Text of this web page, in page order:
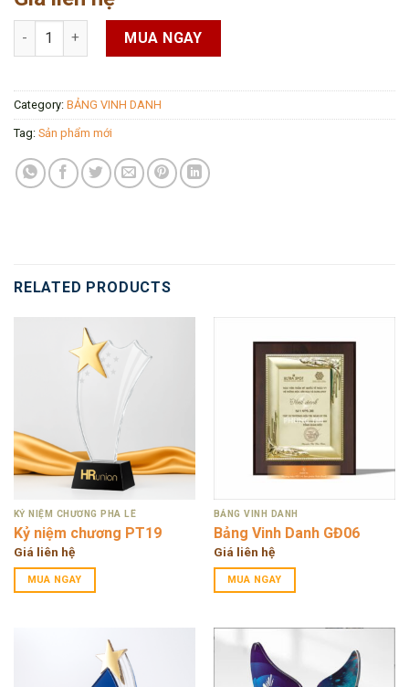
Bảng vinh danh - GĐ02 quantity
MUA NGAY
Category: BẢNG VINH DANH
Tag: Sản phẩm mới
RELATED PRODUCTS
KỶ NIỆM CHƯƠNG PHA LÊ
Kỷ niệm chương PT19
Giá liên hệ
MUA NGAY
BẢNG VINH DANH
Bảng Vinh Danh GĐ06
Giá liên hệ
MUA NGAY